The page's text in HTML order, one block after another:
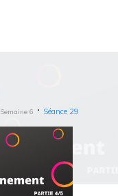
Semaine 6 Séance 29